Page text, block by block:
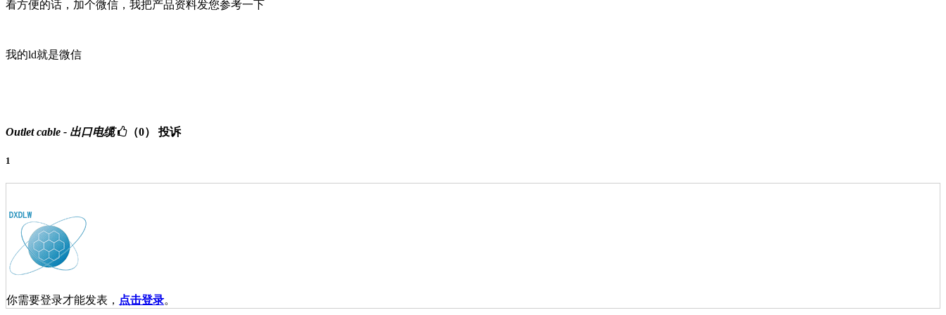
看方便的话，加个微信，我把产品资料发您参考一下
我的ld就是微信
Outlet cable - 出口电缆 （0） 投诉
1
你需要登录才能发表， 点击登录。